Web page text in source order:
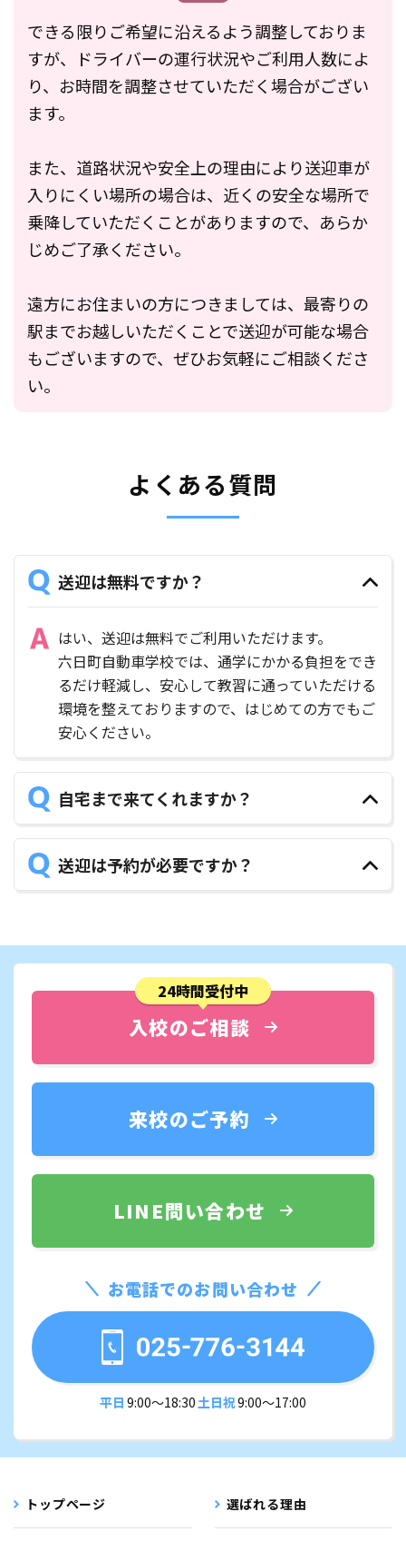
できる限りご希望に沿えるよう調整しておりま
すが、ドライバーの運行状況やご利用人数によ
り、お時間を調整させていただく場合がござい
ます。
また、道路状況や安全上の理由により送迎車が
入りにくい場所の場合は、近くの安全な場所で
乗降していただくことがありますので、あらか
じめご了承ください。
遠方にお住まいの方につきましては、最寄りの
駅までお越しいただくことで送迎が可能な場合
もございますので、ぜひお気軽にご相談くださ
い。
よくある質問
送迎は無料ですか？
はい、送迎は無料でご利用いただけます。
六日町自動車学校では、通学にかかる負担をでき
るだけ軽減し、安心して教習に通っていただける
環境を整えておりますので、はじめての方でもご
安心ください。
自宅まで来てくれますか？
送迎は予約が必要ですか？
24時間受付中
入校のご相談
来校のご予約
LINE問い合わせ
お電話でのお問い合わせ
平日 9:00〜18:30土日祝9:00〜17:00
トップページ 選ばれる理由